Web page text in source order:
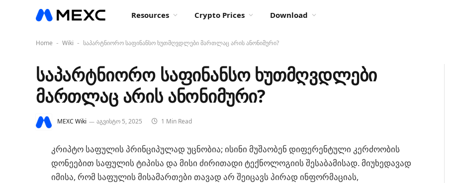
Resources Crypto Prices Download
Home - Wiki - საპარტნიორო საფინანსო ხუთმღვდლები მართლაც არის ანონიმური?
საპარტნიორო საფინანსო ხუთმღვდლები
მართლაც არის ანონიმური?
MEXC Wiki აგვისტო 5, 2025 1 Min Read
კრიპტო საფულის პრინციპულად უცნობია; ისინი მუშაობენ დიფერენტული კერძოობის
დონეებით საფულის ტიპისა და მისი ძირითადი ტექნოლოგიის შესაბამისად. მიუხედავად
იმისა, რომ საფულის მისამართები თავად არ შეიცავს პირად ინფორმაციას,